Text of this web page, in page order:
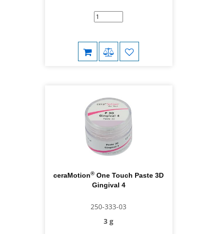
ceraMotion® One Touch Paste 3D
Gingival 4
250-333-03
3 g